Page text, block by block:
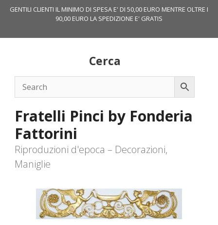
GENTILI CLIENTI IL MINIMO DI SPESA E' DI 50,00 EURO MENTRE OLTRE I
90,00 EURO LA SPEDIZIONE E' GRATIS
Cerca
Fratelli Pinci by Fonderia
Fattorini
Riproduzioni d'epoca – Decorazioni,
Maniglie